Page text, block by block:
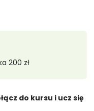
200 zł
do kursu i ucz się